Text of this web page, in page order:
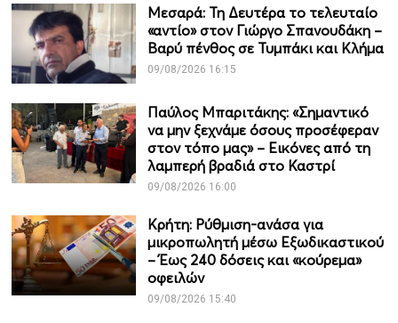
Μεσαρά: Τη Δευτέρα το τελευταίο
«αντίο» στον Γιώργο Σπανουδάκη –
Βαρύ πένθος σε Τυμπάκι και Κλήμα
09/08/2026 16:15
Παύλος Μπαριτάκης: «Σημαντικό
να μην ξεχνάμε όσους προσέφεραν
στον τόπο μας» – Εικόνες από τη
λαμπερή βραδιά στο Καστρί
09/08/2026 16:00
Κρήτη: Ρύθμιση-ανάσα για
μικροπωλητή μέσω Εξωδικαστικού
– Έως 240 δόσεις και «κούρεμα»
οφειλών
09/08/2026 15:40